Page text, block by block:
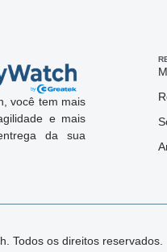
você tem mais
e mais
da sua
Todos os direitos reservados.